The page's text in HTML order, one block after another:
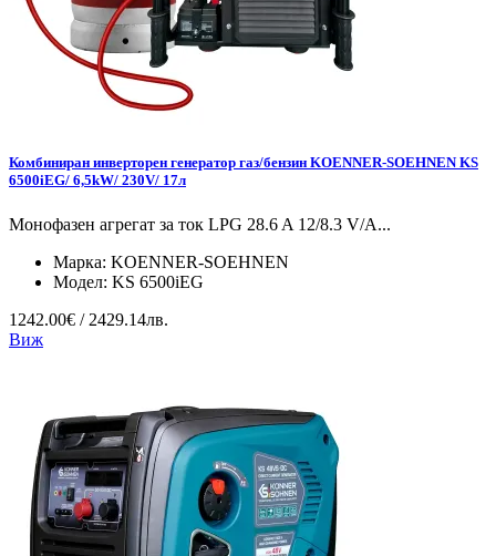
Комбиниран инверторен генератор газ/бензин KOENNER-SOEHNEN KS
6500iEG/ 6,5kW/ 230V/ 17л
Монофазен агрегат за ток LPG 28.6 A 12/8.3 V/А...
Марка: KOENNER-SOEHNEN
Модел: KS 6500iEG
1242.00€ / 2429.14лв.
Виж